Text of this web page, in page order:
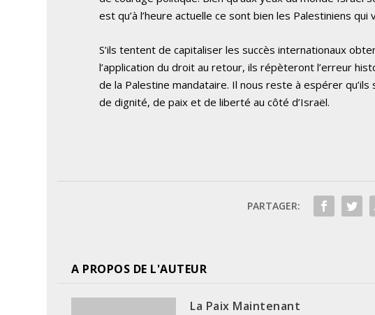
est qu’à l’heure actuelle ce sont bien les Palestiniens
S’ils tentent de capitaliser les succès internationaux
l’application du droit au retour, ils répèteront l’erreur
de la Palestine mandataire. Il nous reste à espérer
de dignité, de paix et de liberté au côté d’Israël.
PARTAGER:
A PROPOS DE L'AUTEUR
La Paix Maintenant